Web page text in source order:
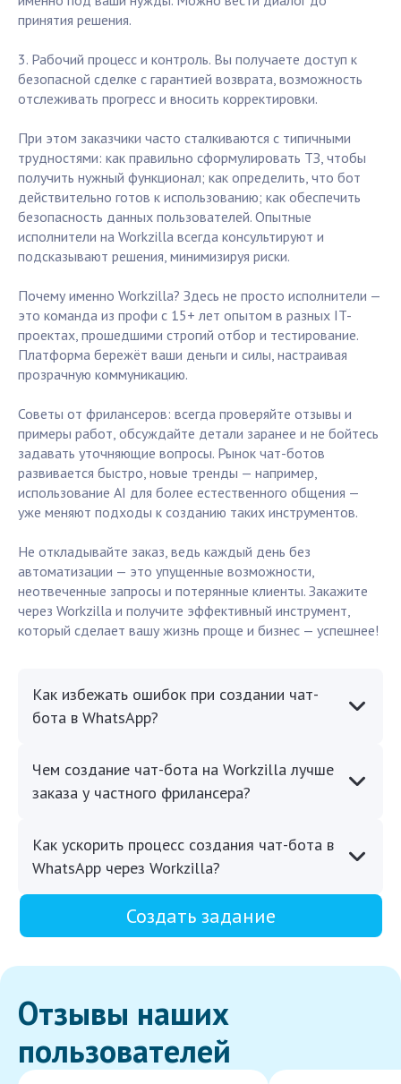
принятия решения.
3. Рабочий процесс и контроль. Вы получаете доступ к
безопасной сделке с гарантией возврата, возможность
отслеживать прогресс и вносить корректировки.
При этом заказчики часто сталкиваются с типичными
трудностями: как правильно сформулировать ТЗ, чтобы
получить нужный функционал; как определить, что бот
действительно готов к использованию; как обеспечить
безопасность данных пользователей. Опытные
исполнители на Workzilla всегда консультируют и
подсказывают решения, минимизируя риски.
Почему именно Workzilla? Здесь не просто исполнители —
это команда из профи с 15+ лет опытом в разных IT-
проектах, прошедшими строгий отбор и тестирование.
Платформа бережёт ваши деньги и силы, настраивая
прозрачную коммуникацию.
Советы от фрилансеров: всегда проверяйте отзывы и
примеры работ, обсуждайте детали заранее и не бойтесь
задавать уточняющие вопросы. Рынок чат-ботов
развивается быстро, новые тренды — например,
использование AI для более естественного общения —
уже меняют подходы к созданию таких инструментов.
Не откладывайте заказ, ведь каждый день без
автоматизации — это упущенные возможности,
неотвеченные запросы и потерянные клиенты. Закажите
через Workzilla и получите эффективный инструмент,
который сделает вашу жизнь проще и бизнес — успешнее!
Как избежать ошибок при создании чат-
бота в WhatsApp?
Чем создание чат-бота на Workzilla лучше
заказа у частного фрилансера?
Как ускорить процесс создания чат-бота в
WhatsApp через Workzilla?
Создать задание
Отзывы наших
пользователей